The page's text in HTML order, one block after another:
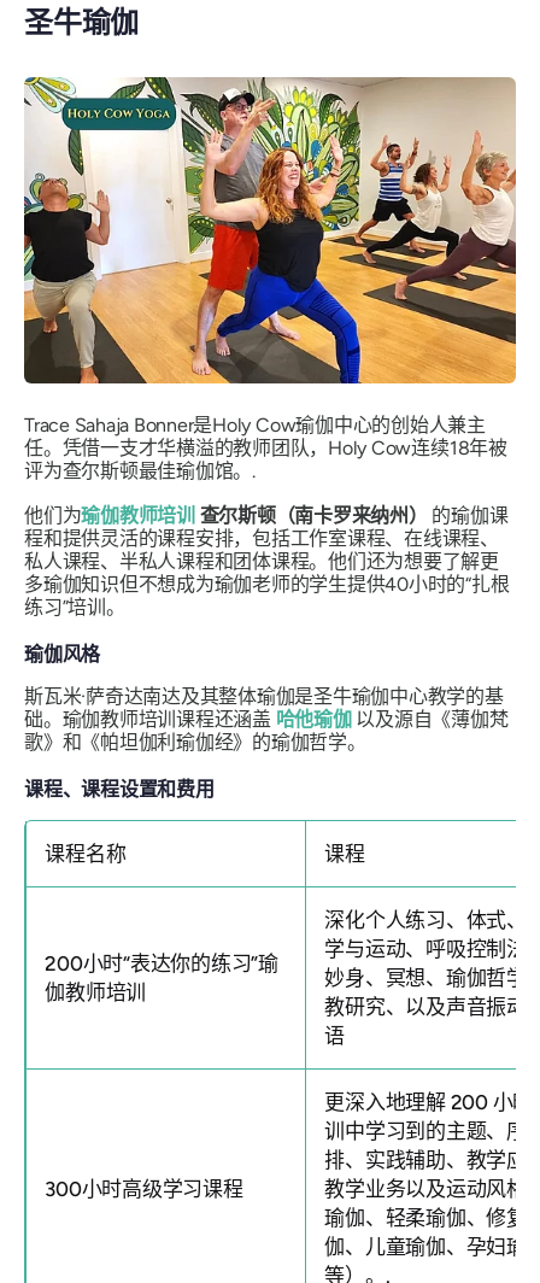
圣牛瑜伽
Trace Sahaja Bonner是Holy Cow瑜伽中心的创始人兼主
任。凭借一支才华横溢的教师团队，Holy Cow连续18年被
评为查尔斯顿最佳瑜伽馆。.
他们为瑜伽教师培训 查尔斯顿（南卡罗来纳州） 的瑜伽课
程和提供灵活的课程安排，包括工作室课程、在线课程、
私人课程、半私人课程和团体课程。他们还为想要了解更
多瑜伽知识但不想成为瑜伽老师的学生提供40小时的“扎根
练习”培训。
瑜伽风格
斯瓦米·萨奇达南达及其整体瑜伽是圣牛瑜伽中心教学的基
础。瑜伽教师培训课程还涵盖 哈他瑜伽 以及源自《薄伽梵
歌》和《帕坦伽利瑜伽经》的瑜伽哲学。
课程、课程设置和费用
课程名称 课程
200小时“表达你的练习”瑜
伽教师培训
深化个人练习、体式、
学与运动、呼吸控制法
妙身、冥想、瑜伽哲学
教研究、以及声音振动
语
300小时高级学习课程
更深入地理解 200 小时
训中学习到的主题、序
排、实践辅助、教学应
教学业务以及运动风格
瑜伽、轻柔瑜伽、修复
伽、儿童瑜伽、孕妇瑜
等）。.